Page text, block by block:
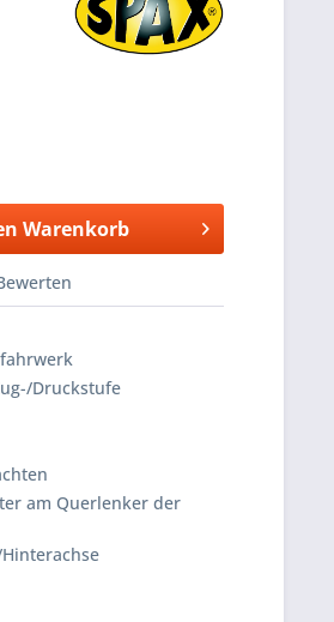
Warenkorb
Druckstufe
am Querlenker der